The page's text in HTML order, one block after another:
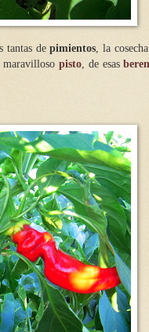
tantas depimientos, la
maravillosopisto, de esas